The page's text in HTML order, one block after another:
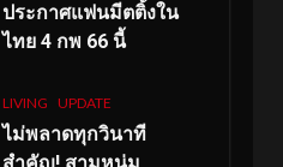
ประกาศแฟนมีตติ้งใน
ไทย 4 กพ 66 นี้
LIVING UPDATE
ไม่พลาดทุกวินาที